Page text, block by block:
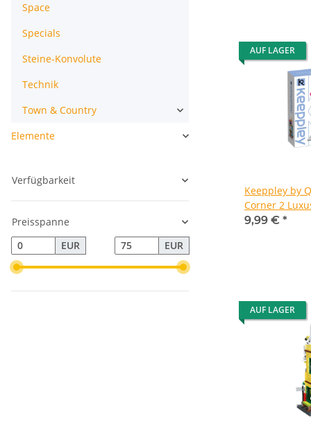
AUF LAGER
Keeppley by
Corner 2
Store
9,99 € *
AUF LAGER
Space
Specials
Steine-Konvolute
Technik
Town & Country
Elemente
Verfügbarkeit
Preisspanne
EUR
EUR